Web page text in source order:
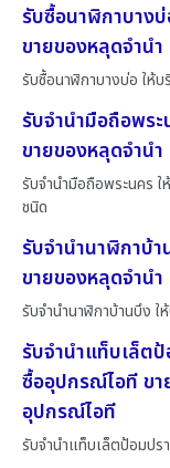
รับซื้อนาฬิกาบาง
ขายของหลุดจำน
รับซื้อนาฬิกาบางบ่อ ให้
รับจำนำมือถือพร
ขายของหลุดจำน
รับจำนำมือถือพระนคร
ชนิด
รับจำนำนาฬิกาบ้
ขายของหลุดจำน
รับจำนำนาฬิกาบ้านบึง
รับจำนำแท็บเล็ต
ซื้ออุปกรณ์ไอที ขา
อุปกรณ์ไอที
รับจำนำแท็บเล็ตป้อมปร